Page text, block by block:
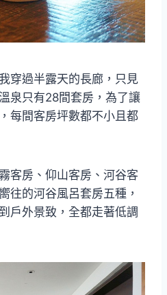
穿過半露天的長廊，只見
泉只有28間套房，為了讓
每間客房坪數都不小且都
客房、仰山客房、河谷客
往的河谷風呂套房五種，
戶外景致，全都走著低調